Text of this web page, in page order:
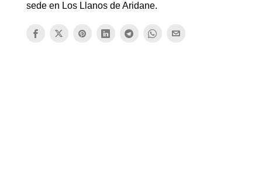
sede en Los Llanos de Aridane.